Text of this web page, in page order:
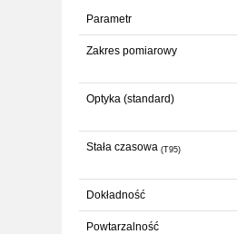
Parametr
Zakres pomiarowy
Optyka (standard)
Stała czasowa (T95)
Dokładność
Powtarzalność